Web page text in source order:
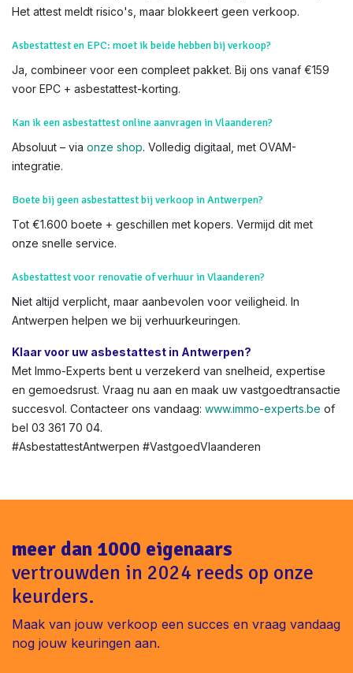
Het attest meldt risico's, maar blokkeert geen verkoop.
Asbestattest en EPC: moet ik beide hebben bij verkoop?
Ja, combineer voor een compleet pakket. Bij ons vanaf €159
voor EPC + asbestattest-korting.
Kan ik een asbestattest online aanvragen in Vlaanderen?
Absoluut – via onze shop. Volledig digitaal, met OVAM-
integratie.
Boete bij geen asbestattest bij verkoop in Antwerpen?
Tot €1.600 boete + geschillen met kopers. Vermijd dit met
onze snelle service.
Asbestattest voor renovatie of verhuur in Vlaanderen?
Niet altijd verplicht, maar aanbevolen voor veiligheid. In
Antwerpen helpen we bij verhuurkeuringen.
Klaar voor uw asbestattest in Antwerpen?
Met Immo-Experts bent u verzekerd van snelheid, expertise
en gemoedsrust. Vraag nu aan en maak uw vastgoedtransactie
succesvol. Contacteer ons vandaag: www.immo-experts.be of
bel 03 361 70 04.
#AsbestattestAntwerpen #VastgoedVlaanderen
meer dan 1000 eigenaars
vertrouwden in 2024 reeds op onze
keurders.
Maak van jouw verkoop een succes en vraag vandaag
nog jouw keuringen aan.